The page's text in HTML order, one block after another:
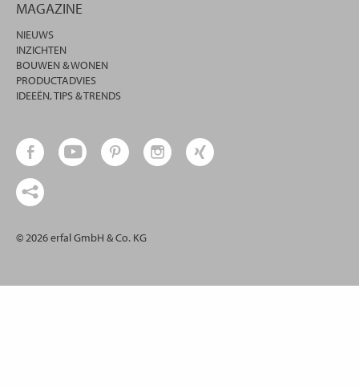
MAGAZINE
NIEUWS
INZICHTEN
BOUWEN & WONEN
PRODUCTADVIES
IDEEËN, TIPS & TRENDS
© 2026 erfal GmbH & Co. KG